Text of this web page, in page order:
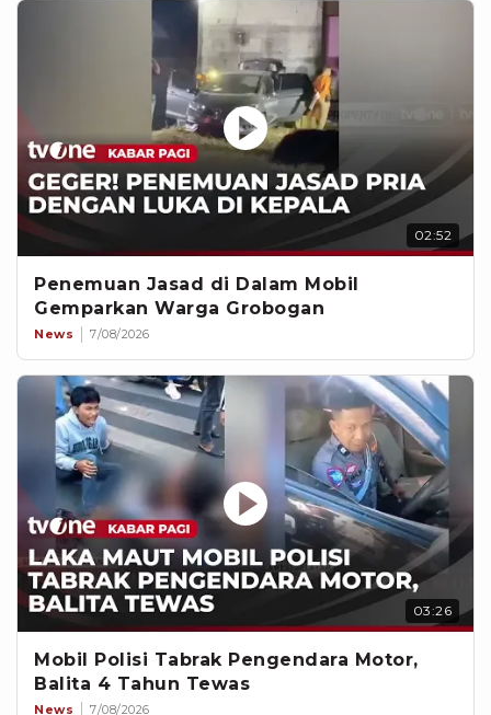
02:52
Penemuan Jasad di Dalam Mobil
Gemparkan Warga Grobogan
News 7/08/2026
03:26
Mobil Polisi Tabrak Pengendara Motor,
Balita 4 Tahun Tewas
News 7/08/2026